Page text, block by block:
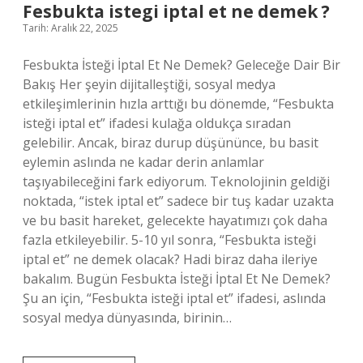
?
Fesbukta istegi iptal et ne demek ?
Tarih: Aralık 22, 2025
Fesbukta İsteği İptal Et Ne Demek? Geleceğe Dair Bir
Bakış Her şeyin dijitalleştiği, sosyal medya
etkileşimlerinin hızla arttığı bu dönemde, “Fesbukta
isteği iptal et” ifadesi kulağa oldukça sıradan
gelebilir. Ancak, biraz durup düşününce, bu basit
eylemin aslında ne kadar derin anlamlar
taşıyabileceğini fark ediyorum. Teknolojinin geldiği
noktada, “istek iptal et” sadece bir tuş kadar uzakta
ve bu basit hareket, gelecekte hayatımızı çok daha
fazla etkileyebilir. 5-10 yıl sonra, “Fesbukta isteği
iptal et” ne demek olacak? Hadi biraz daha ileriye
bakalım. Bugün Fesbukta İsteği İptal Et Ne Demek?
Şu an için, “Fesbukta isteği iptal et” ifadesi, aslında
sosyal medya dünyasında, birinin…